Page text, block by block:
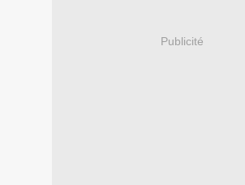
Publicité